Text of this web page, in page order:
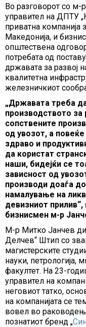
Во разговорот со м-
управител на ДПТУ
приватна компанија
Македонија, и
општествена
потребата од
државата за развој
квалитетна
железничкиот
„Државата треба
производството за
сопствените
од увозот, а
здраво и
да користат
наши, бидејќи се
зависност од
производи доаѓа
намалување на
девизниот
бизнисмен м-р
М-р Митко Јанчев
Делчев“ Штип со
магистерските
науки, петрологија,
факултет. На 23-
управител на
неговиот татко,
на компанијата се
вовел во
познатиот бренд „